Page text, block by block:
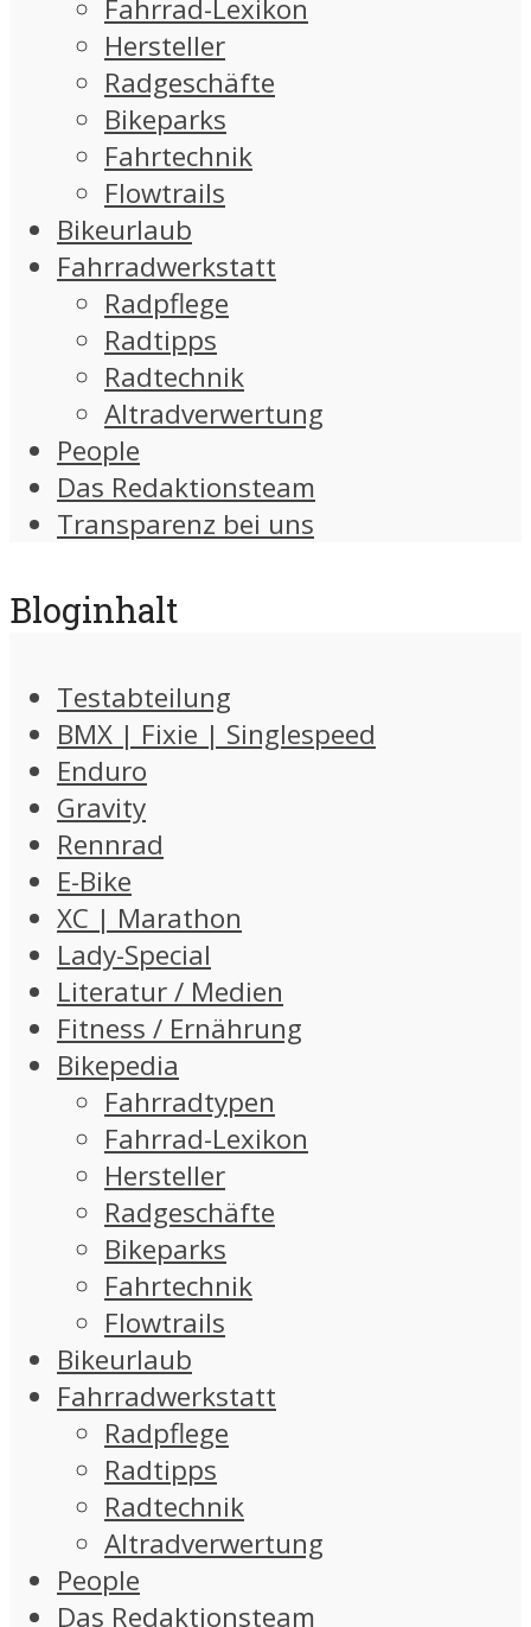
Fahrrad-Lexikon
Hersteller
Radgeschäfte
Bikeparks
Fahrtechnik
Flowtrails
Bikeurlaub
Fahrradwerkstatt
Radpflege
Radtipps
Radtechnik
Altradverwertung
People
Das Redaktionsteam
Transparenz bei uns
Bloginhalt
Testabteilung
BMX | Fixie | Singlespeed
Enduro
Gravity
Rennrad
E-Bike
XC | Marathon
Lady-Special
Literatur / Medien
Fitness / Ernährung
Bikepedia
Fahrradtypen
Fahrrad-Lexikon
Hersteller
Radgeschäfte
Bikeparks
Fahrtechnik
Flowtrails
Bikeurlaub
Fahrradwerkstatt
Radpflege
Radtipps
Radtechnik
Altradverwertung
People
Das Redaktionsteam